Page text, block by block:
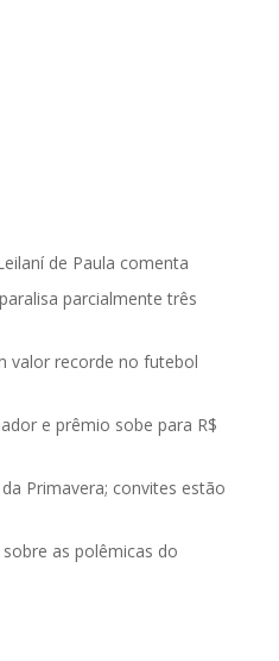
de Paula comenta
parcialmente três
valor recorde no futebol
e prêmio sobe para R$
Primavera; convites estão
as polêmicas do